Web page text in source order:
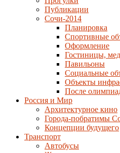
Публикации
Сочи-2014
Планировка
Спортивные
Оформление
Гостиницы,
Павильоны
Социальные
Объекты
После
Россия и Мир
Архитектурное кино
Города-побратимы
Концепции будущего
Транспорт
Автобусы